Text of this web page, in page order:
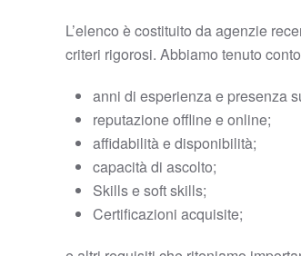
L’elenco è costituito da agenzie
criteri rigorosi. Abbiamo tenuto
anni di esperienza e presenza
reputazione offline e online;
affidabilità e disponibilità;
capacità di ascolto;
Skills e soft skills;
Certificazioni acquisite;